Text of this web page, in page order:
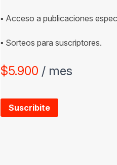
▪ Acceso a publicaciones
▪ Sorteos para suscriptores.
$5.900 / mes
Suscribite